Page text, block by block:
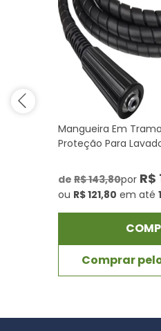
Mangueira Em
Proteção Para
de R$ 143,80por R$
ou R$ 121,80 em até
Comprar